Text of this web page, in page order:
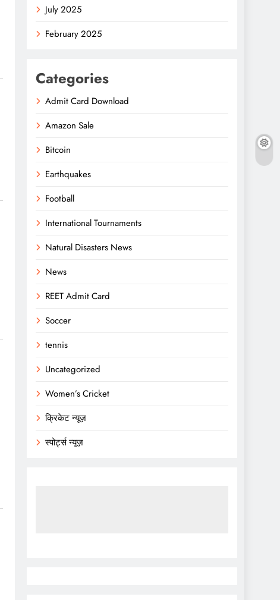
July 2025
February 2025
Categories
Admit Card Download
Amazon Sale
Bitcoin
Earthquakes
Football
International Tournaments
Natural Disasters News
News
REET Admit Card
Soccer
tennis
Uncategorized
Women’s Cricket
क्रिकेट न्यूज़
स्पोर्ट्स न्यूज़